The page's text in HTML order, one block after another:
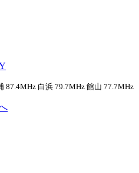
87.4MHz 白浜 79.7MHz 館山 77.7MHz